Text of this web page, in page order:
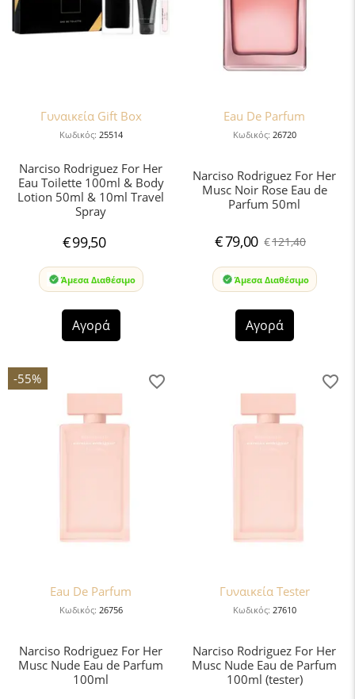
Γυναικεία Gift Box
Κωδικός: 25514
Narciso Rodriguez For Her
Eau Toilette 100ml & Body
Lotion 50ml & 10ml Travel
Spray
€99,50
Άμεσα Διαθέσιμο
Αγορά
Eau De Parfum
Κωδικός: 26720
Narciso Rodriguez For Her
Musc Noir Rose Eau de
Parfum 50ml
€121,40
€79,00
Άμεσα Διαθέσιμο
Αγορά
-55%
Eau De Parfum
Κωδικός: 26756
Narciso Rodriguez For Her
Musc Nude Eau de Parfum
100ml
Γυναικεία Tester
Κωδικός: 27610
Narciso Rodriguez For Her
Musc Nude Eau de Parfum
100ml (tester)